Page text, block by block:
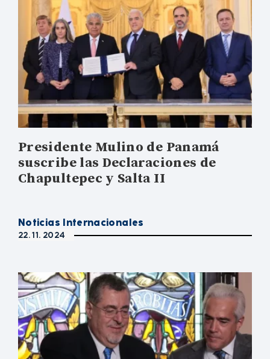
Presidente Mulino de Panamá
suscribe las Declaraciones de
Chapultepec y Salta II
Noticias Internacionales
22. 11. 2024